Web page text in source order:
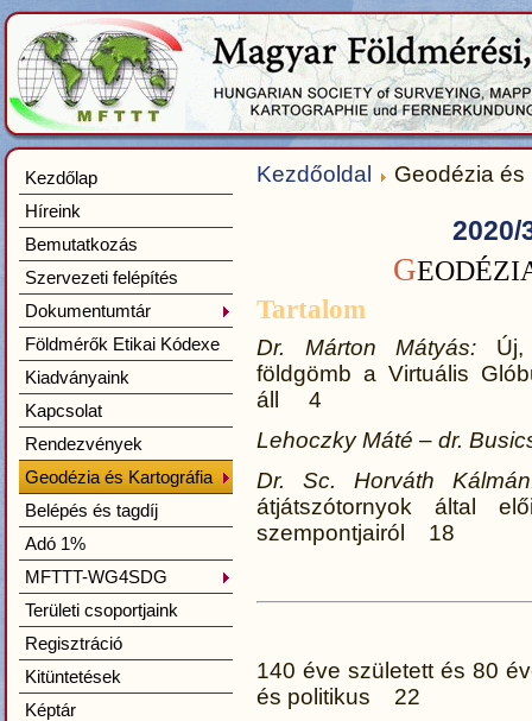
Kezdőlap
Híreink
Bemutatkozás
Szervezeti felépítés
Dokumentumtár
Földmérők Etikai Kódexe
Kiadványaink
Kapcsolat
Rendezvények
Geodézia és Kartográfia
Belépés és tagdíj
Adó 1%
MFTTT-WG4SDG
Területi csoportjaink
Regisztráció
Kitüntetések
Képtár
Kezdőoldal Geodézia
2020/
G
Tartalom
Dr. Márton Mátyás: Új,
földgömb a Virtuális
áll 4
Lehoczky Máté – dr.
Dr. Sc. Horváth
átjátszótornyok által
szempontjairól 18
140 éve született és 80
és politikus 22